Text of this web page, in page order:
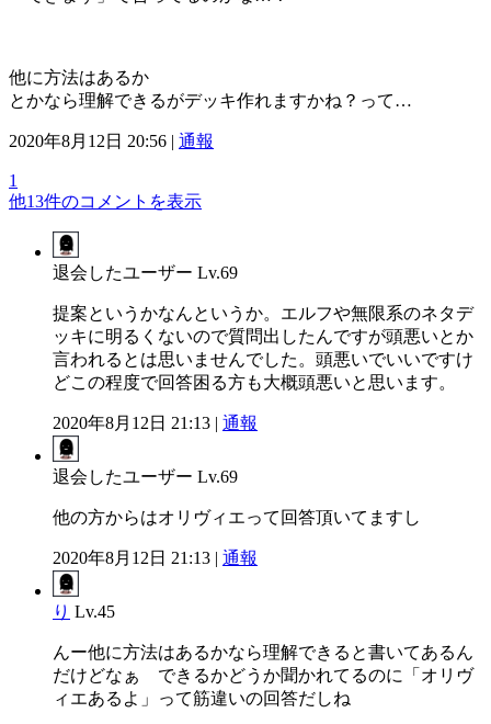
他に方法はあるか
とかなら理解できるがデッキ作れますかね？って…
2020年8月12日 20:56 | 通報
1
他13件のコメントを表示
退会したユーザー Lv.69
提案というかなんというか。エルフや無限系のネタデ
ッキに明るくないので質問出したんですが頭悪いとか
言われるとは思いませんでした。頭悪いでいいですけ
どこの程度で回答困る方も大概頭悪いと思います。
2020年8月12日 21:13 | 通報
退会したユーザー Lv.69
他の方からはオリヴィエって回答頂いてますし
2020年8月12日 21:13 | 通報
り Lv.45
んー他に方法はあるかなら理解できると書いてあるん
だけどなぁ できるかどうか聞かれてるのに「オリヴ
ィエあるよ」って筋違いの回答だしね